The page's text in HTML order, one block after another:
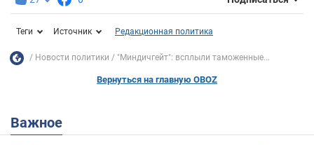
Теги Источник Редакционная политика
Новости политики "Миндичгейт": всплыли таможенные...
Вернуться на главную OBOZ
Важное